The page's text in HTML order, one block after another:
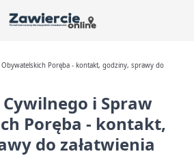
Poręba - kontakt, godziny, sprawy do
i Spraw
Poręba - kontakt,
do załatwienia